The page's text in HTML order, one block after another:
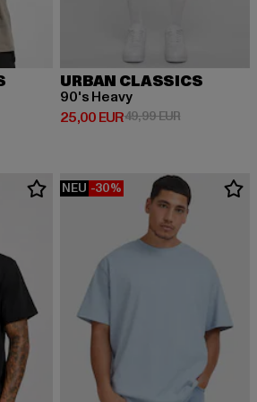
22,99 EUR
URBAN CLASSICS
90's Heavy
25,00 EUR
Derzeitiger Preis: 25,00 EUR
49,99 EURAktionspreis:
NEU -30%